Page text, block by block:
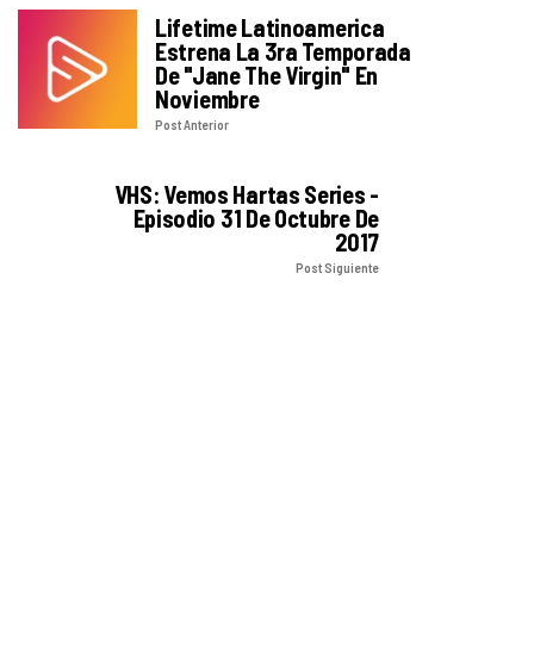
Lifetime Latinoamerica
Estrena La 3ra Temporada
De "Jane The Virgin" En
Noviembre
Post Anterior
VHS: Vemos Hartas Series -
Episodio 31 De Octubre De
2017
Post Siguiente